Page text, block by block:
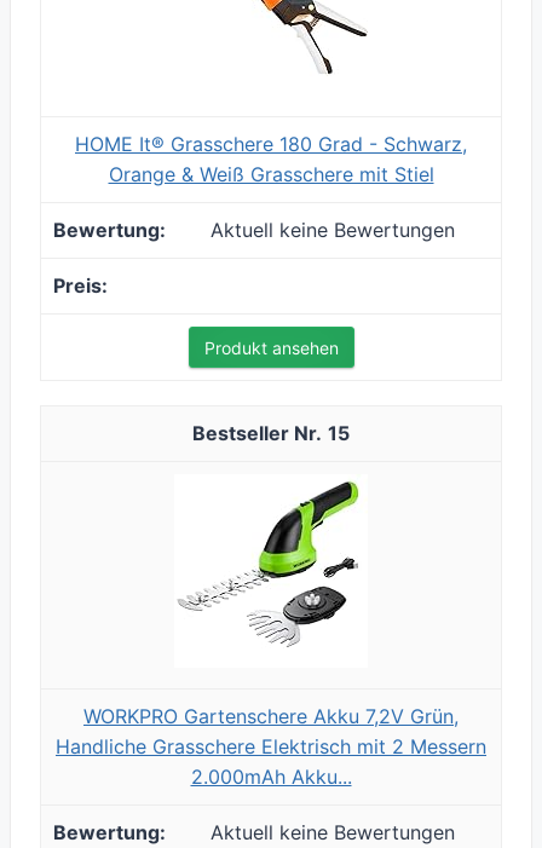
HOME It® Grasschere 180 Grad - Schwarz,
Orange & Weiß Grasschere mit Stiel
Aktuell keine Bewertungen
Produkt ansehen
15
WORKPRO Gartenschere Akku 7,2V Grün,
Handliche Grasschere Elektrisch mit 2 Messern
2.000mAh Akku...
Aktuell keine Bewertungen